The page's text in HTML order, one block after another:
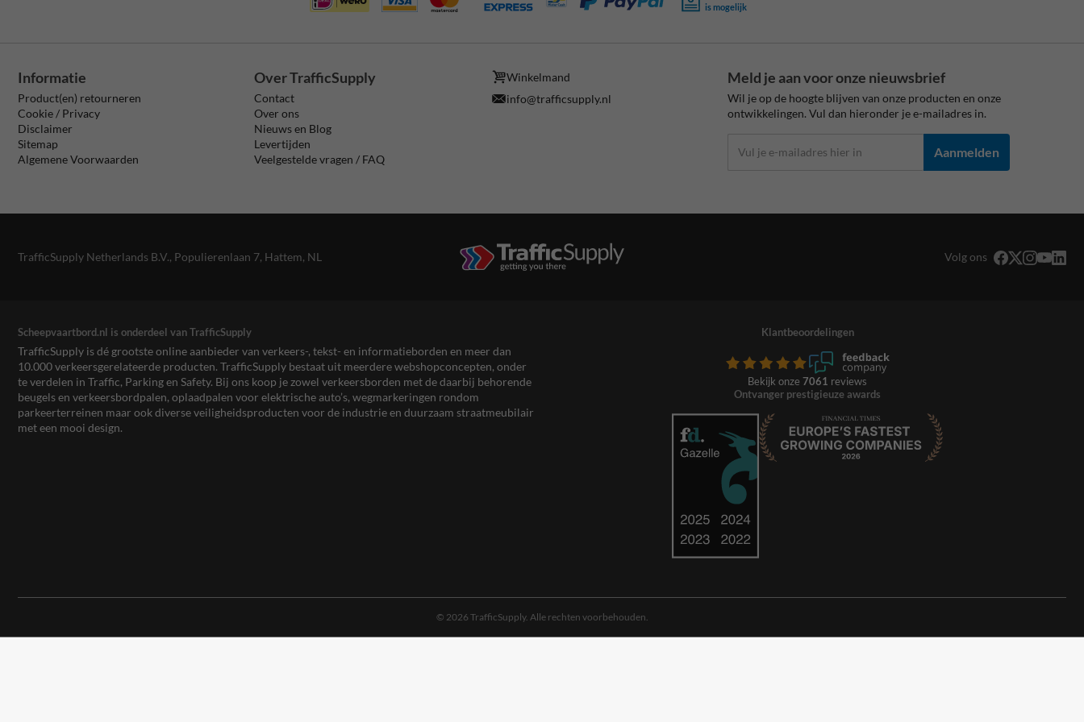
is mogelijk
Informatie
Product(en) retourneren
Cookie / Privacy
Disclaimer
Sitemap
Algemene Voorwaarden
Over TrafficSupply
Contact
Over ons
Nieuws en Blog
Levertijden
Veelgestelde vragen / FAQ
Winkelmand
info@trafficsupply.nl
Meld je aan voor onze nieuwsbrief
Wil je op de hoogte blijven van onze producten en onze
ontwikkelingen. Vul dan hieronder je e-mailadres in.
Aanmelden
TrafficSupply Netherlands B.V., Populierenlaan 7, Hattem, NL Volg ons
Scheepvaartbord.nl is onderdeel van TrafficSupply
TrafficSupply is dé grootste online aanbieder van verkeers-, tekst- en informatieborden en meer dan
10.000 verkeersgerelateerde producten. TrafficSupply bestaat uit meerdere webshopconcepten, onder
te verdelen in Traffic, Parking en Safety. Bij ons koop je zowel verkeersborden met de daarbij behorende
beugels en verkeersbordpalen, oplaadpalen voor elektrische auto’s, wegmarkeringen rondom
parkeerterreinen maar ook diverse veiligheidsproducten voor de industrie en duurzaam straatmeubilair
met een mooi design.
Klantbeoordelingen
Bekijk onze 7061 reviews
Ontvanger prestigieuze awards
© 2026 TrafficSupply. Alle rechten voorbehouden.